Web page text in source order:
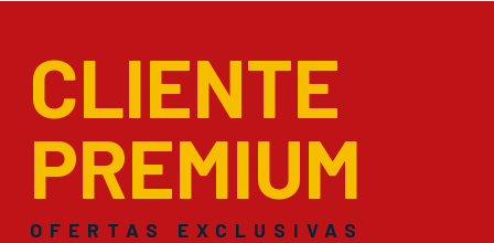
CLIENTE
PREMIUM
OFERTAS EXCLUSIVAS